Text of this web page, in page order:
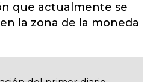
que actualmente se
la zona de la moneda